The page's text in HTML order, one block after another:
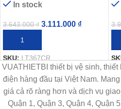
In stock
3.643.000₫ 3.111.000 ₫
THÊM VÀO GIỎ HÀNG
SKU:LT367CR
VUATHIETBI thiết bị vệ sinh,
điện hàng đầu tại Việt Nam.
giá cả rõ ràng hơn và dịch vụ
Quận 1, Quận 3, Quận 4, Quận